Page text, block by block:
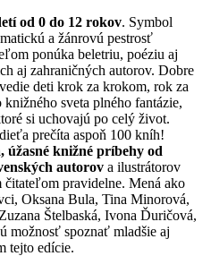
od 0 do 12 rokov. Symbol
a žánrovú pestrosť
ponúka beletriu, poéziu aj
aj zahraničných autorov. Dobre
deti krok za krokom, rok za
sveta plného fantázie,
si uchovajú po celý život.
prečíta aspoň 100 kníh!
úžasné knižné príbehy od
autorov a ilustrátorov
čitateľom pravidelne. Mená ako
Oksana Bula, Tina Minorová,
Štelbaská, Ivona Ďuričová,
možnosť spoznať mladšie aj
tejto edície.